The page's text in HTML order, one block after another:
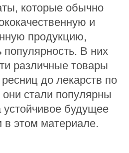
которые обычно
и
продукцию,
популярность. В них
различные товары
до лекарств по
стали популярны
устойчивое будущее
этом материале.